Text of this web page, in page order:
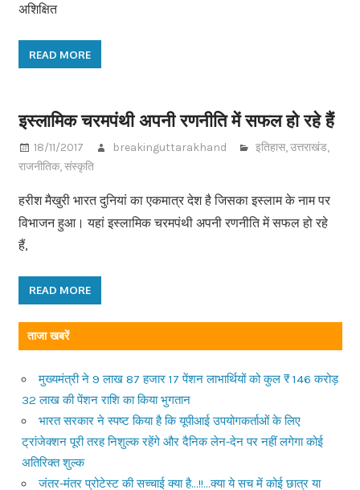
अशिक्षित
READ MORE
इस्लामिक चरमपंथी अपनी रणनीति में सफल हो रहे हैं
18/11/2017 breakinguttarakhand इतिहास,उत्तराखंड,
राजनीतिक,संस्कृति
हरीश मैखुरी भारत दुनियां का एकमात्र देश है जिसका इस्लाम के नाम पर
विभाजन हुआ। यहां इस्लामिक चरमपंथी अपनी रणनीति में सफल हो रहे
हैं,
READ MORE
ताजा खबरें
मुख्यमंत्री ने 9 लाख 87 हजार 17 पेंशन लाभार्थियों को कुल ₹ 146 करोड़
32 लाख की पेंशन राशि का किया भुगतान
भारत सरकार ने स्पष्ट किया है कि यूपीआई उपयोगकर्ताओं के लिए
ट्रांजेक्शन पूरी तरह निशुल्क रहेंगे और दैनिक लेन-देन पर नहीं लगेगा कोई
अतिरिक्त शुल्क
जंतर-मंतर प्रोटेस्ट की सच्चाई क्या है…!!…क्या ये सच में कोई छात्र या